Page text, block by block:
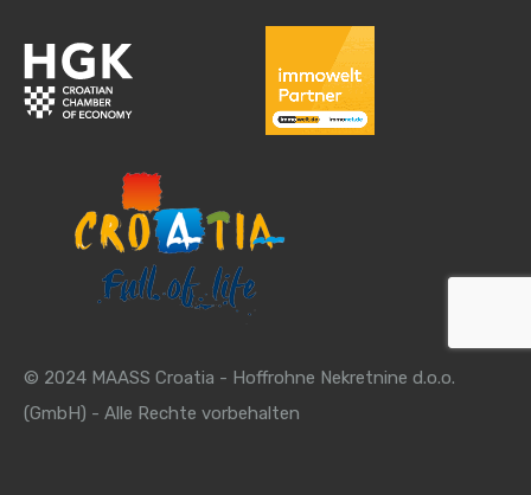
© 2024 MAASS Croatia - Hoffrohne Nekretnine d.o.o.
(GmbH) - Alle Rechte vorbehalten